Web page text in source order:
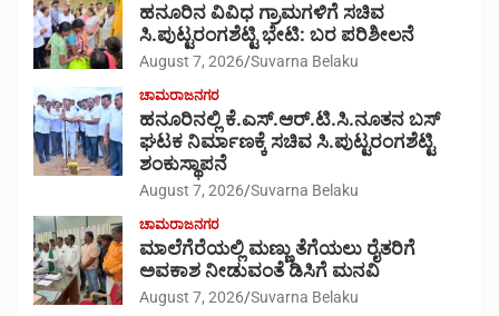
ಹನೂರಿನ ವಿವಿಧ ಗ್ರಾಮಗಳಿಗೆ ಸಚಿವ
ಸಿ.ಪುಟ್ಟರಂಗಶೆಟ್ಟಿ ಭೇಟಿ: ಬರ ಪರಿಶೀಲನೆ
August 7, 2026 Suvarna Belaku
ಚಾಮರಾಜನಗರ
ಹನೂರಿನಲ್ಲಿ ಕೆ.ಎಸ್.ಆರ್.ಟಿ.ಸಿ.ನೂತನ ಬಸ್
ಘಟಕ ನಿರ್ಮಾಣಕ್ಕೆ ಸಚಿವ ಸಿ.ಪುಟ್ಟರಂಗಶೆಟ್ಟಿ
ಶಂಕುಸ್ಥಾಪನೆ
August 7, 2026 Suvarna Belaku
ಚಾಮರಾಜನಗರ
ಮಾಲೆಗೆರೆಯಲ್ಲಿ ಮಣ್ಣು ತೆಗೆಯಲು ರೈತರಿಗೆ
ಅವಕಾಶ ನೀಡುವಂತೆ ಡಿಸಿಗೆ ಮನವಿ
August 7, 2026 Suvarna Belaku